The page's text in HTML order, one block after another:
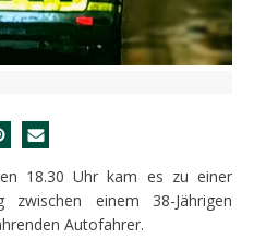
18.30 Uhr kam es zu einer
zwischen einem 38-Jährigen
Autofahrer.